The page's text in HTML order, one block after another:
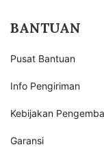
BANTUAN
Pusat Bantuan
Info Pengiriman
Kebijakan
Garansi